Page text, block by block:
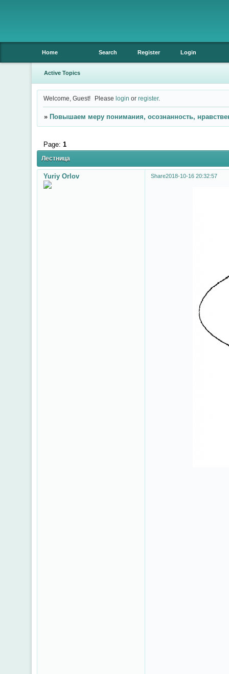
Home Search Register Login
Active Topics
Welcome, Guest! Pleaselogin orregister.
» Повышаем меру понимания, осознанность,
Лестница
Page: 1
Share2018-10-16 20:32:57
Yuriy Orlov